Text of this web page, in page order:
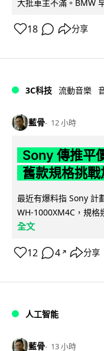
大批車主不滿。BMW
18 分享
3C科技 流動音樂
藍骨 12 小時
Sony 傳推平
舊款規格挑戰
最近有爆料指 Sony 計
WH-1000XM4C，規格
全文
12 4 ↗ 分享
人工智能
藍骨 13 小時